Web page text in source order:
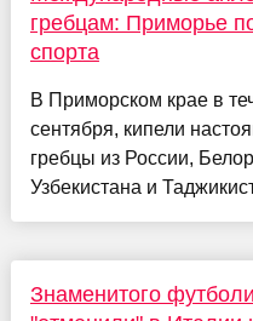
гребцам: Приморье
спорта
В Приморском крае в
сентября, кипели
гребцы из России,
Узбекистана и
Знаменитого